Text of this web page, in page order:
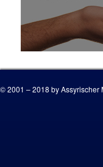
© 2001 – 2018 by Assyrischer